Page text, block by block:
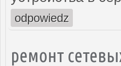
odpowiedz
ремонт